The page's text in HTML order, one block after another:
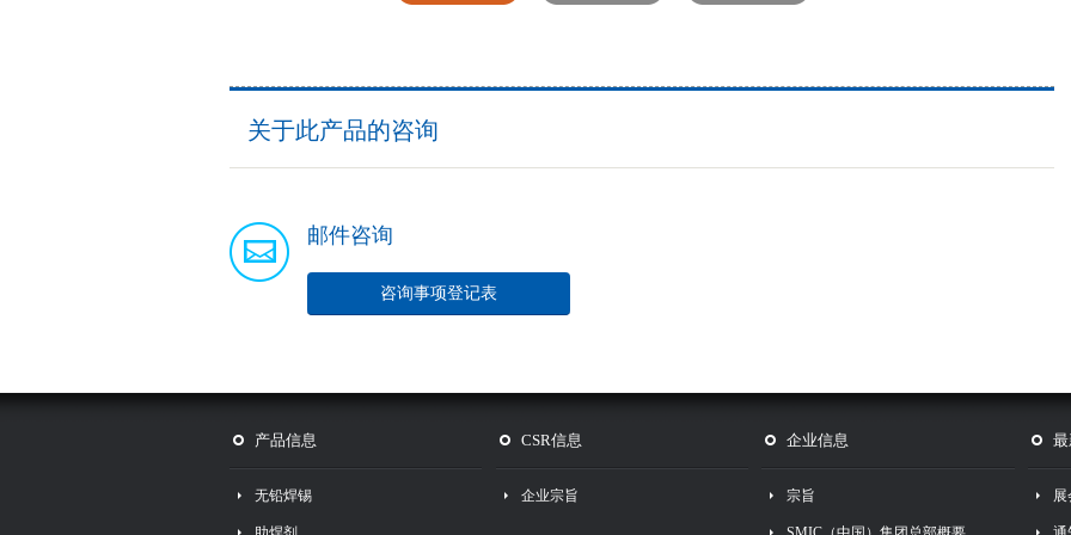
关于此产品的咨询
邮件咨询
咨询事项登记表
产品信息
无铅焊锡
CSR信息
企业宗旨
企业信息
宗旨 展